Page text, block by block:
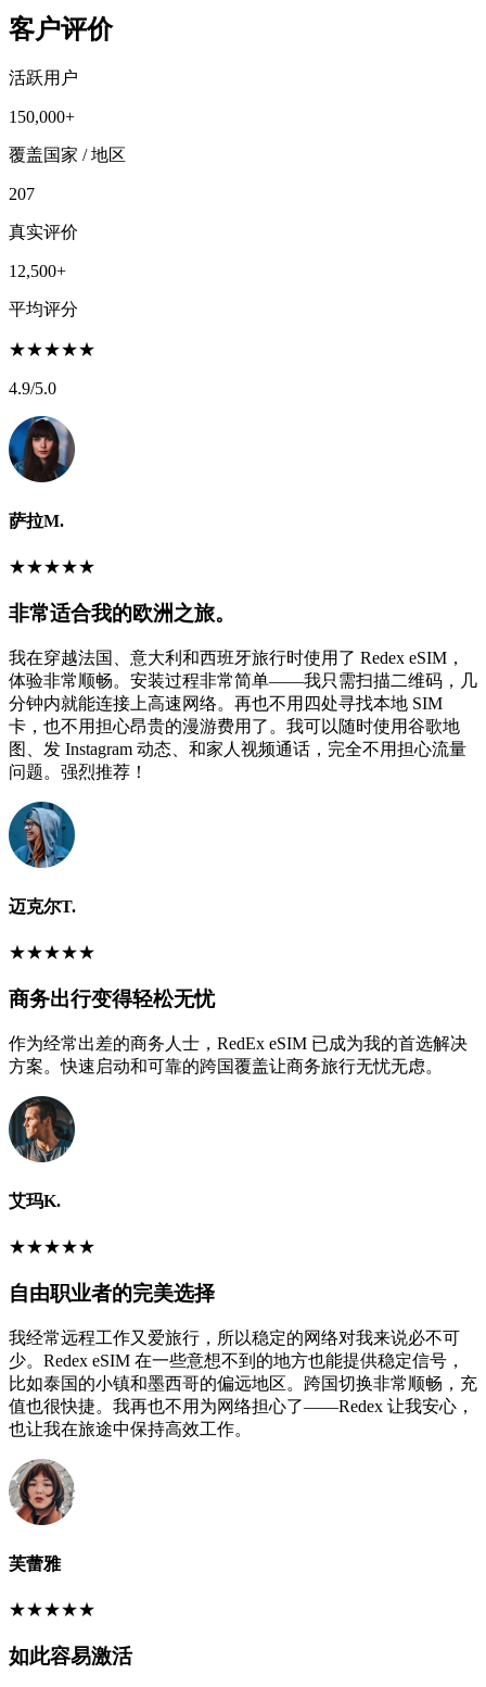
客户评价
活跃用户
150,000+
覆盖国家 / 地区
207
真实评价
12,500+
平均评分
★★★★★
4.9/5.0
萨拉M.
★★★★★
非常适合我的欧洲之旅。
我在穿越法国、意大利和西班牙旅行时使用了 Redex eSIM，
体验非常顺畅。安装过程非常简单——我只需扫描二维码，几
分钟内就能连接上高速网络。再也不用四处寻找本地 SIM
卡，也不用担心昂贵的漫游费用了。我可以随时使用谷歌地
图、发 Instagram 动态、和家人视频通话，完全不用担心流量
问题。强烈推荐！
迈克尔T.
★★★★★
商务出行变得轻松无忧
作为经常出差的商务人士，RedEx eSIM 已成为我的首选解决
方案。快速启动和可靠的跨国覆盖让商务旅行无忧无虑。
艾玛K.
★★★★★
自由职业者的完美选择
我经常远程工作又爱旅行，所以稳定的网络对我来说必不可
少。Redex eSIM 在一些意想不到的地方也能提供稳定信号，
比如泰国的小镇和墨西哥的偏远地区。跨国切换非常顺畅，充
值也很快捷。我再也不用为网络担心了——Redex 让我安心，
也让我在旅途中保持高效工作。
芙蕾雅
★★★★★
如此容易激活